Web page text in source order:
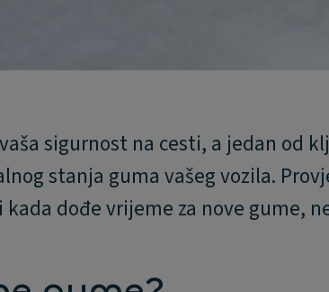
sigurnost na cesti, a jedan od
stanja guma vašeg vozila.
dođe vrijeme za nove gume,